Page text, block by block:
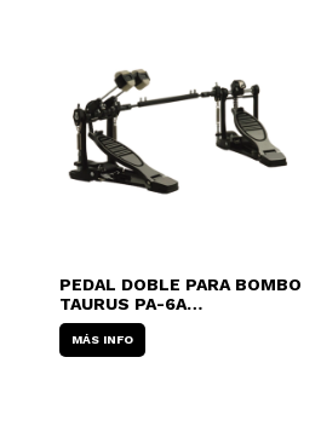
PEDAL DOBLE PARA BOMBO
TAURUS PA-6A
(REFORZADO)
MÁS INFO